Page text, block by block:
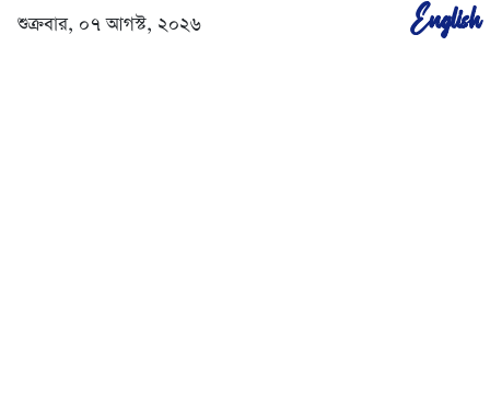
শুক্রবার, ০৭ আগস্ট, ২০২৬ English